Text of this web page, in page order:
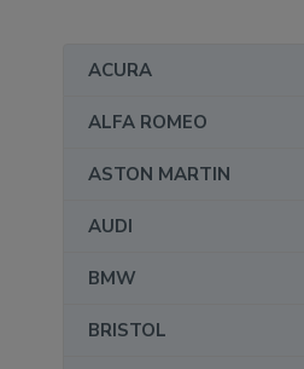
ACURA
ALFA ROMEO
ASTON MARTIN
AUDI
BMW
BRISTOL